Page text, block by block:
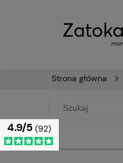
Strona główna
4.9/5 (92)